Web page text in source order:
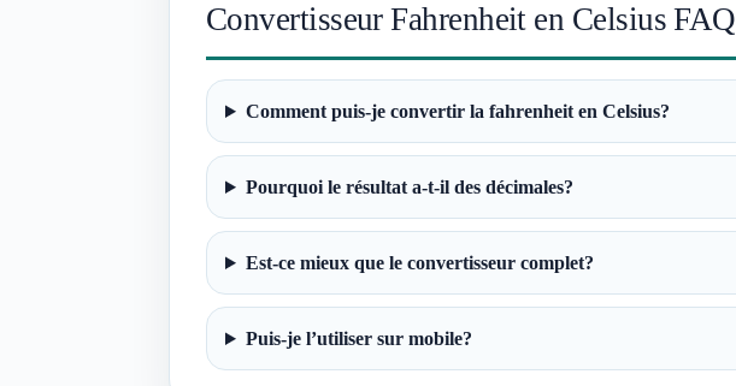
Convertisseur Fahrenheit en Celsius FAQ
Comment puis-je convertir la fahrenheit en Celsius?
Pourquoi le résultat a-t-il des décimales?
Est-ce mieux que le convertisseur complet?
Puis-je l’utiliser sur mobile?